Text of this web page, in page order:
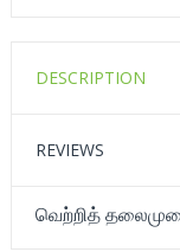
DESCRIPTION
REVIEWS
வெற்றித்